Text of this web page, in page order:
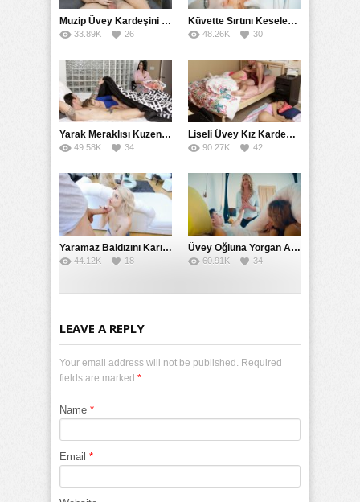
Muzip Üvey Kardeşini Sikerken Kazara İçine Attırdı
33.89K 26
Küvette Sırtını Keseleyen Üvey Annesi Yarağını Çitiledi
48.26K 30
Yarak Meraklısı Kuzenine Hakettiği Sikişi Verdi
49.58K 34
Liseli Üvey Kız Kardeşleri Uyurken Sırayla Dürttü
90.27K 42
Yaramaz Baldızını Karısının Arkasında Usulca Sikti
44.12K 18
Üvey Oğluna Yorgan Altında Sakso Çekerken Yakaladı
60.91K 34
LEAVE A REPLY
Your email address will not be published. Required
fields are marked *
Name *
Email *